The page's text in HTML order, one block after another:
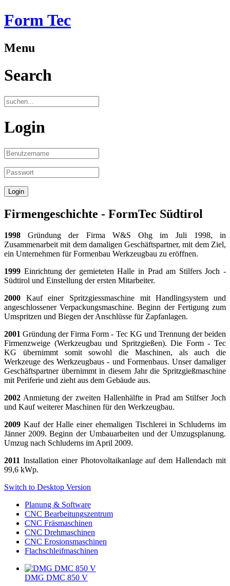
Form Tec
Menu
Search
Login
Firmengeschichte - FormTec Südtirol
1998 Gründung der Firma W&S Ohg im Juli 1998, in
Zusammenarbeit mit dem damaligen Geschäftspartner, mit dem Ziel,
ein Unternehmen für Formenbau Werkzeugbau zu eröffnen.
1999 Einrichtung der gemieteten Halle in Prad am Stilfers Joch -
Südtirol und Einstellung der ersten Mitarbeiter.
2000 Kauf einer Spritzgiessmaschine mit Handlingsystem und
angeschlossener Verpackungsmaschine. Beginn der Fertigung zum
Umspritzen und Biegen der Anschlüsse für Zapfanlagen.
2001 Gründung der Firma Form - Tec KG und Trennung der beiden
Firmenzweige (Werkzeugbau und Spritzgießen). Die Form - Tec
KG übernimmt somit sowohl die Maschinen, als auch die
Werkzeuge des Werkzeugbaus - und Formenbaus. Unser damaliger
Geschäftspartner übernimmt in diesem Jahr die Spritzgießmaschine
mit Periferie und zieht aus dem Gebäude aus.
2002 Anmietung der zweiten Hallenhälfte in Prad am Stilfser Joch
und Kauf weiterer Maschinen für den Werkzeugbau.
2009 Kauf der Halle einer ehemaligen Tischlerei in Schluderns im
Jänner 2009. Beginn der Umbauarbeiten und der Umzugsplanung.
Umzug nach Schluderns im April 2009.
2011 Installation einer Photovoltaikanlage auf dem Hallendach mit
99,6 kWp.
Switch to Desktop Version
Planung & Software
CNC Bearbeitungszentrum
CNC Fräsmaschinen
CNC Drehmaschinen
CNC Erosionsmaschinen
Flachschleifmaschinen
DMG DMC 850 V